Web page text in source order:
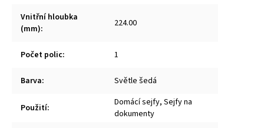
Vnitřní hloubka
(mm): 224.00
Počet polic: 1
Barva: Světle šedá
Použití:
Domácí sejfy, Sejfy na
dokumenty